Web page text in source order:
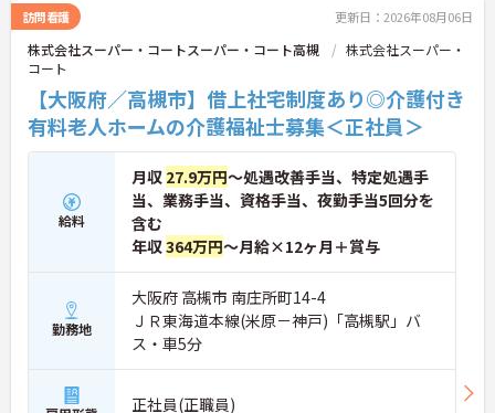
が行き交うほど活発で、日々の感謝を大切にする文
化が根付いています。風通しが良く親身になってく
れる仲間が多いので、壁にぶつかっても安心して相
談できるあたたかい雰囲気です。
◆プロの介護集団を目指す独自の介護技術認定制度
「ケアマイスター」あり！また半年に1回「目標管
理シート」を作成し、月に1回上司と面談を行うこ
とで、自身の成長をしっかり実感しながら働けま
訪問看護 更新日：2026年08月06日
株式会社スーパー・コートスーパー・コート高槻
株式会社スーパー・
コート
【大阪府／高槻市】借上社宅制度あり◎介護付き
有料老人ホームの介護福祉士募集＜正社員＞
給料
月収 27.9万円～処遇改善手当、特定処遇手
当、業務手当、資格手当、夜勤手当5回分を
含む
年収364万円～月給×12ヶ月＋賞与
勤務地
大阪府 高槻市 南庄所町14-4
ＪＲ東海道本線(米原－神戸)「高槻駅」バ
ス・車5分
正社員(正職員)